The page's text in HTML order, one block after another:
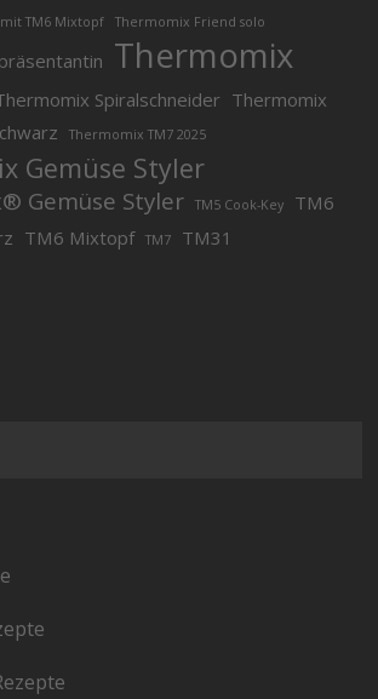
TM6 Mixtopf
Thermomix Friend solo
Thermomix
Spiralschneider Thermomix
Thermomix TM7 2025
Gemüse Styler
Gemüse Styler TM5 Cook-Key
TM6
TM6 Mixtopf TM7 TM31